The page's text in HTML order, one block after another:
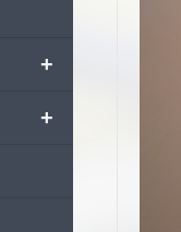
+
+